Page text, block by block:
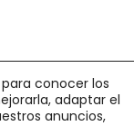
conocer los
adaptar el
anuncios,